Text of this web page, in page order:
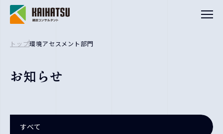
設計部門
補償コンサルタント部門
トップ環境アセスメント部門
お知らせ
すべて